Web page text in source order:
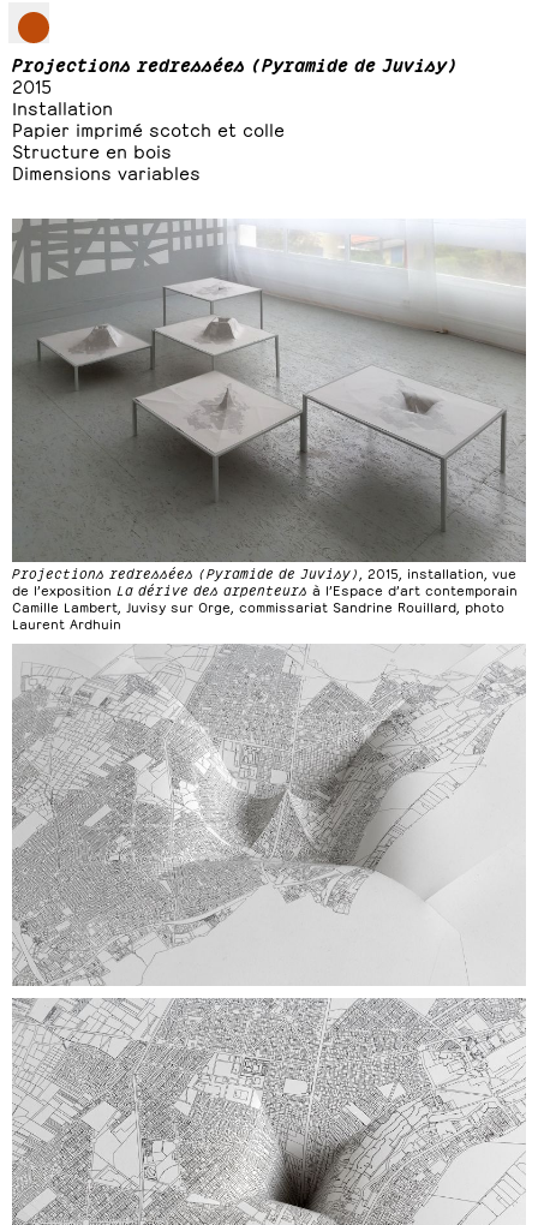
Projections redressées (Pyramide de Juvisy)
2015
Installation
Papier imprimé scotch et colle
Structure en bois
Dimensions variables
Projections redressées (Pyramide de Juvisy)
, 2015, installation, vue
de l’exposition La dérive des arpenteurs à l’Espace d’art contemporain
Camille Lambert, Juvisy sur Orge, commissariat Sandrine Rouillard, photo
Laurent Ardhuin